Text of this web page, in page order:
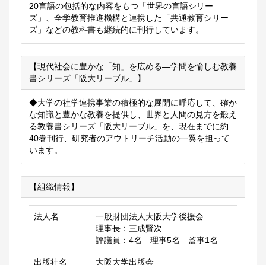
20言語の包括的な内容をもつ「世界の言語シリー
ズ」、全学教育推進機構と連携した「共通教育シリー
ズ」などの教科書も継続的に刊行しています。
【現代社会に豊かな「知」を広める―学問を愉しむ教養
書シリーズ「阪大リーブル」】
◆大学の社学連携事業の積極的な展開に呼応して、確か
な知識と豊かな教養を提供し、世界と人間の見方を鍛え
る教養書シリーズ「阪大リーブル」を、現在までに約
40巻刊行、研究者のアウトリーチ活動の一翼を担って
います。
【組織情報】
法人名
一般財団法人大阪大学後援会
理事長：三成賢次
評議員：4名 理事5名 監事1名
出版社名 大阪大学出版会